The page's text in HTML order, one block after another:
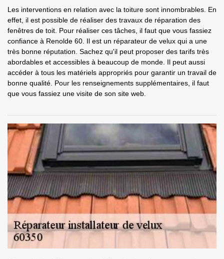
Les interventions en relation avec la toiture sont innombrables. En
effet, il est possible de réaliser des travaux de réparation des
fenêtres de toit. Pour réaliser ces tâches, il faut que vous fassiez
confiance à Renolde 60. Il est un réparateur de velux qui a une
très bonne réputation. Sachez qu'il peut proposer des tarifs très
abordables et accessibles à beaucoup de monde. Il peut aussi
accéder à tous les matériels appropriés pour garantir un travail de
bonne qualité. Pour les renseignements supplémentaires, il faut
que vous fassiez une visite de son site web.